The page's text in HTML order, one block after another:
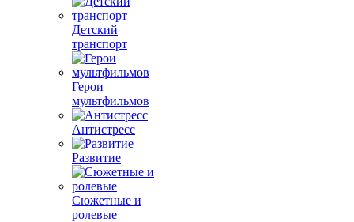
Детский
транспорт
Герои
мультфильмов
Антистресс
Развитие
Сюжетные и
ролевые